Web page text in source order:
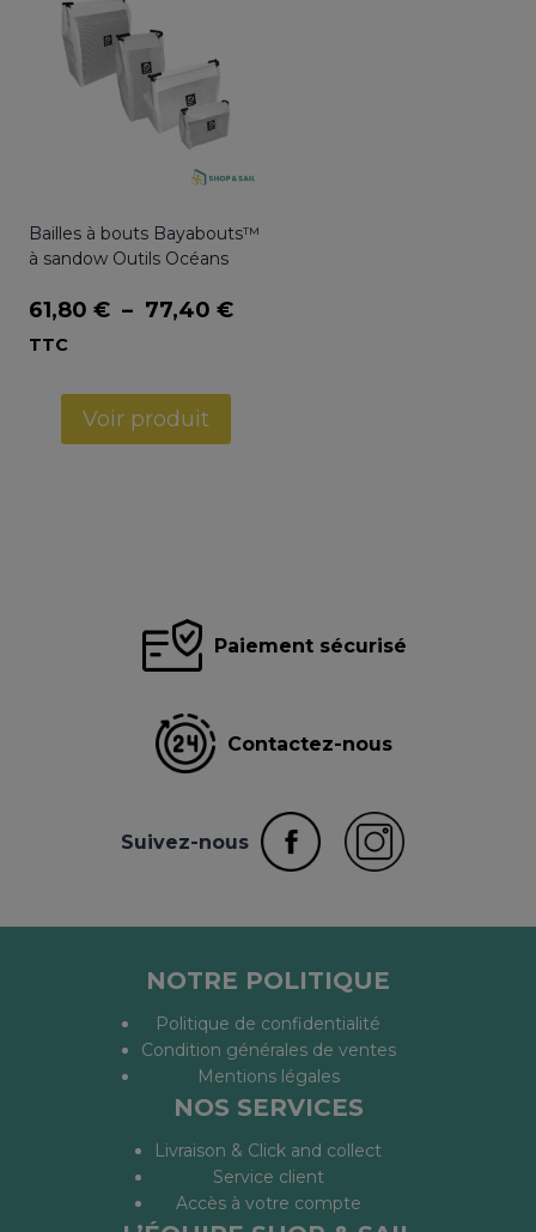
Bailles à bouts Bayabouts™
à sandow Outils Océans
61,80 € – 77,40 €Plage
TTC
Voir produit
Paiement sécurisé
Contactez-nous
Suivez-nous
NOTRE POLITIQUE
Politique de confidentialité
Condition générales de ventes
Mentions légales
NOS SERVICES
Livraison & Click and collect
Service client
Accès à votre compte